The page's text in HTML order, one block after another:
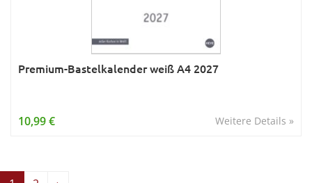
Premium-Bastelkalender weiß A4 2027
Weitere Details »
10,99 €